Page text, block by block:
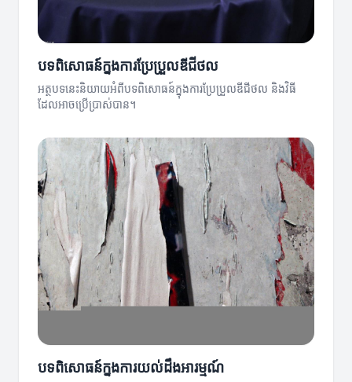
បទពិសោធន៍ក្នុងការប្រែប្រួលឌីជីថល
អត្ថបទនេះនិយាយអំពីបទពិសោធន៍ក្នុងការប្រែប្រួលឌីជីថល និងវិធី
ដែលអាចប្រើប្រាស់បាន។
បទពិសោធន៍ក្នុងការយល់ដឹងអារម្មណ៍